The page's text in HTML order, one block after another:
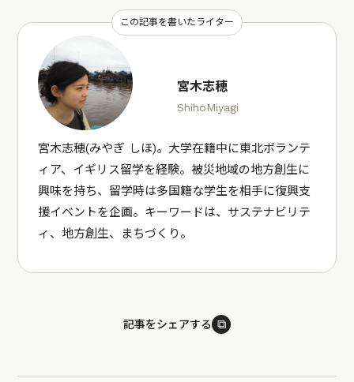
この記事を書いたライター
宮木志穂
ShihoMiyagi
宮木志穂(みやぎ しほ)。大学在籍中に東北ボランテ
ィア、イギリス留学を経験。被災地域の地方創生に
興味を持ち、留学時は多国籍な学生を相手に復興支
援イベントを企画。キーワードは、サステナビリテ
ィ、地方創生、まちづくり。
記事をシェアする ⧉